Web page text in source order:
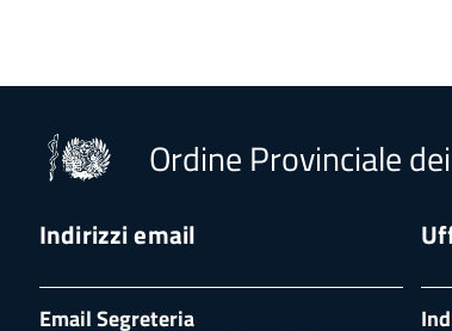
Ordine Provinciale
Indirizzi email
Email Segreteria